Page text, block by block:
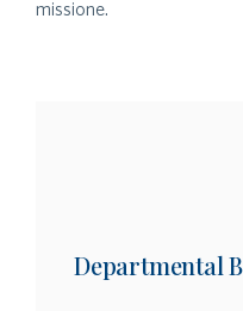
missione.
Departmental